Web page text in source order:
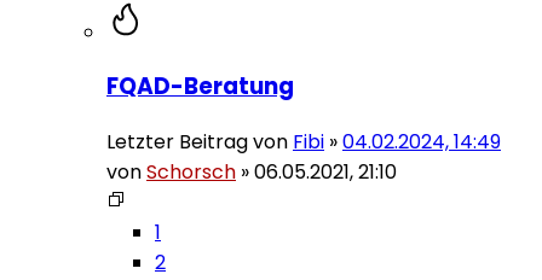
FQAD-Beratung
Letzter Beitrag von Fibi »04.02.2024, 14:49
vonSchorsch »06.05.2021, 21:10
1
2